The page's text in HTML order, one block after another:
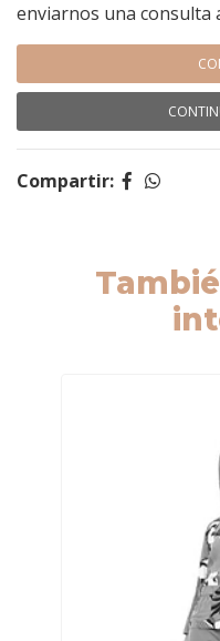
enviarnos una consulta
Compartir: